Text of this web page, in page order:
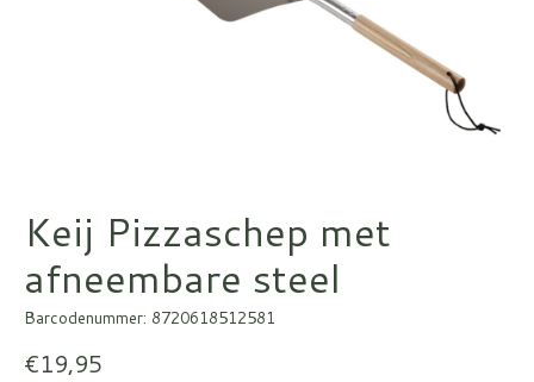
Keij Pizzaschep met
afneembare steel
Barcodenummer: 8720618512581
€19,95